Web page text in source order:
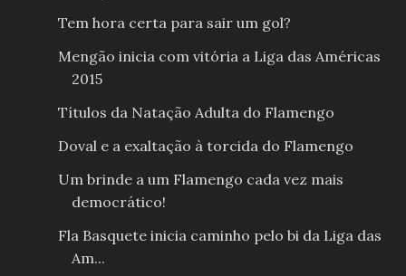
Tem hora certa para sair um gol?
Mengão inicia com vitória a Liga das Américas
2015
Títulos da Natação Adulta do Flamengo
Doval e a exaltação à torcida do Flamengo
Um brinde a um Flamengo cada vez mais
democrático!
Fla Basquete inicia caminho pelo bi da Liga das
Am...